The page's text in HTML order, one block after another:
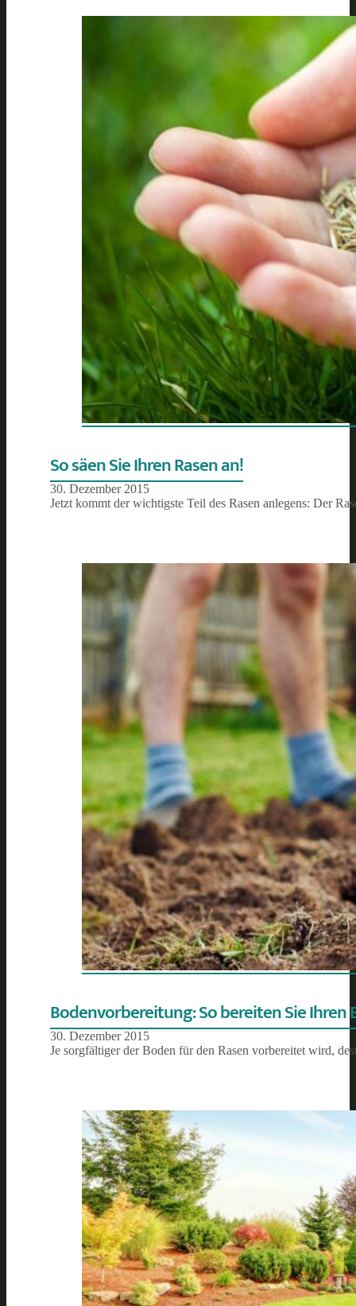
So säen Sie Ihren Rasen an!
30. Dezember 2015
Jetzt kommt der wichtigste Teil des Rasen anlegens: Der
Bodenvorbereitung: So bereiten Sie Ihren
30. Dezember 2015
Je sorgfältiger der Boden für den Rasen vorbereitet wird,